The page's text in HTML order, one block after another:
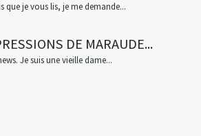
que je vous lis, je me demande...
DE MARAUDE...
Je suis une vieille dame...